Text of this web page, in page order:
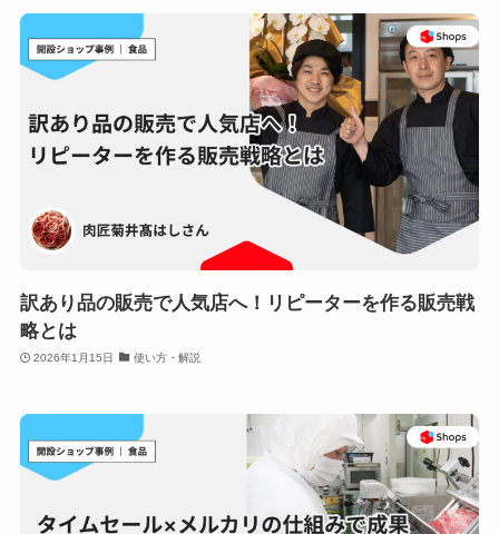
訳あり品の販売で人気店へ！リピーターを作る販売戦
略とは
2026年1月15日 使い方・解説